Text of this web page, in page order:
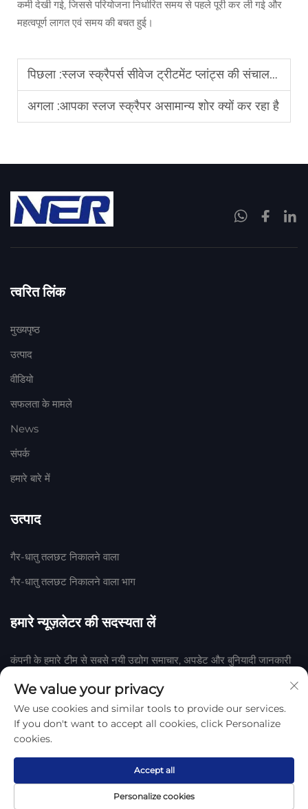
कमी देखी गई, जिससे परियोजना निर्धारित समय से पहले पूरी कर ली गई और
महत्वपूर्ण लागत एवं समय की बचत हुई।
पिछला :स्लज स्क्रैपर्स सीवेज ट्रीटमेंट प्लांट्स की संचालन लागत को कैसे कम करते हैं?
अगला :आपका स्लज स्क्रैपर असामान्य शोर क्यों कर रहा है
त्वरित लिंक
मुख्यपृष्ठ
उत्पाद
वीडियो
सफलता के मामले
News
संपर्क
हमारे बारे में
उत्पाद
गैर-धातु तलछट निकालने वाला
गैर-धातु तलछट निकालने वाला भाग
हमारे न्यूज़लेटर की सदस्यता लें
कंपनी के हमारे टीम से सबसे नयी उद्योग समाचार, अपडेट और बुनियादी जानकारी
सदस्यता लें
नीति
We value your privacy
We use cookies and similar tools to provide our services.
If you don't want to accept all cookies, click Personalize
cookies.
Personalize cookies
Accept all